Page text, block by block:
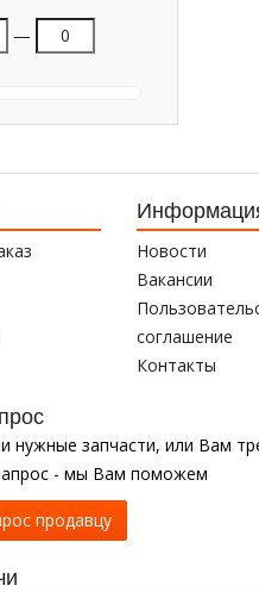
—
Новости
Вакансии
соглашение
Контакты
нужные запчасти, или Вам
- мы Вам поможем
продавцу